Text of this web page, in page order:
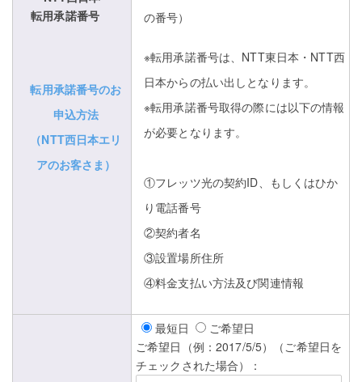
転用承諾番号
転用承諾番号のお
申込方法
（NTT西日本エリ
アのお客さま）
の番号）
※転用承諾番号は、NTT東日本・NTT西
日本からの払い出しとなります。
※転用承諾番号取得の際には以下の情報
が必要となります。
①フレッツ光の契約ID、もしくはひか
り電話番号
②契約者名
③設置場所住所
④料金支払い方法及び関連情報
最短日
ご希望日
ご希望日（例：2017/5/5）（ご希望日を
チェックされた場合）：